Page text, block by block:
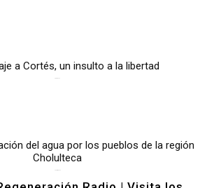
a Cortés, un insulto a la libertad
del agua por los pueblos de la región
Cholulteca